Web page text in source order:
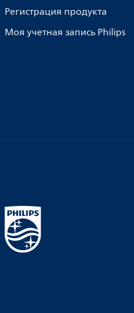
Регистрация продукта
Моя учетная запись Philips